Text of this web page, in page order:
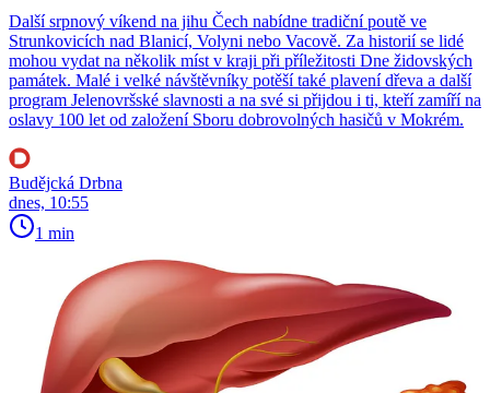
Další srpnový víkend na jihu Čech nabídne tradiční poutě ve
Strunkovicích nad Blanicí, Volyni nebo Vacově. Za historií se lidé
mohou vydat na několik míst v kraji při příležitosti Dne židovských
památek. Malé i velké návštěvníky potěší také plavení dřeva a další
program Jelenovršské slavnosti a na své si přijdou i ti, kteří zamíří na
oslavy 100 let od založení Sboru dobrovolných hasičů v Mokrém.
Budějcká Drbna
dnes, 10:55
1 min